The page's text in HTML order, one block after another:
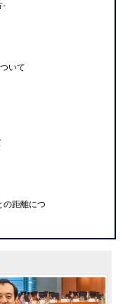
-
いて
の距離につ